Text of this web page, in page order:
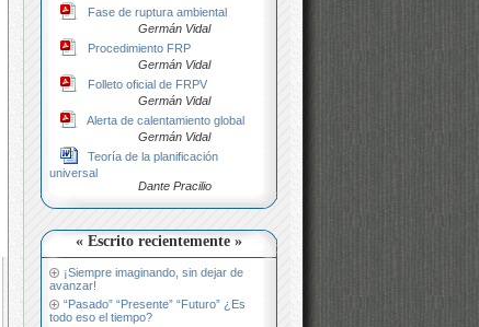
Fase de ruptura ambiental
Germán Vidal
Procedimiento FRP
Germán Vidal
Folleto oficial de FRPV
Germán Vidal
Alerta de calentamiento global
Germán Vidal
Teoría de la planificación
universal
Dante Pracilio
« Escrito recientemente »
¡Siempre imaginando, sin dejar de
avanzar!
“Pasado” “Presente” “Futuro” ¿Es
todo eso el tiempo?